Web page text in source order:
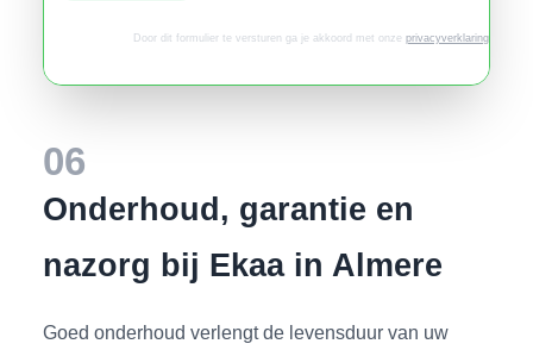
Door dit formulier te versturen ga je akkoord met onze privacyverklaring.
06
Onderhoud, garantie en
nazorg bij Ekaa in Almere
Goed onderhoud verlengt de levensduur van uw